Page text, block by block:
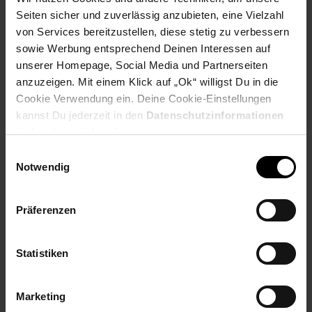
Seiten sicher und zuverlässig anzubieten, eine Vielzahl
von Services bereitzustellen, diese stetig zu verbessern
sowie Werbung entsprechend Deinen Interessen auf
unserer Homepage, Social Media und Partnerseiten
anzuzeigen. Mit einem Klick auf „Ok“ willigst Du in die
Cookie Verwendung ein. Deine Cookie-Einstellungen
kannst Du jederzeit in den Datenschutzinformationen
ändern bzw. widerrufen.
Notwendig
Präferenzen
Statistiken
Marketing
Basis°Punkte:
Extra°Punkte:
0
Produktbeschreibung
Kontrolllampe
Antihaftbeschichtet
mattiertes Edlestahl
EAN: 4004631013299